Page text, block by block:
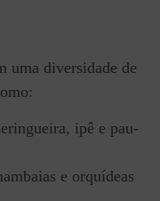
uma diversidade de
ipê e pau-
e orquídeas